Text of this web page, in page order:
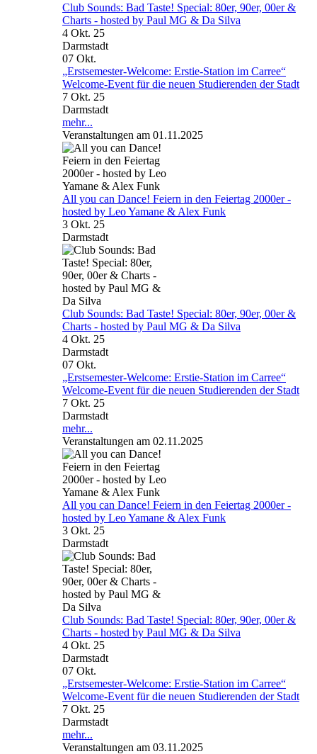
Club Sounds: Bad Taste! Special: 80er, 90er, 00er &
Charts - hosted by Paul MG & Da Silva
4 Okt. 25
Darmstadt
07 Okt.
„Erstsemester-Welcome: Erstie-Station im Carree“
Welcome-Event für die neuen Studierenden der Stadt
7 Okt. 25
Darmstadt
mehr...
Veranstaltungen am 01.11.2025
All you can Dance! Feiern in den Feiertag 2000er -
hosted by Leo Yamane & Alex Funk
3 Okt. 25
Darmstadt
Club Sounds: Bad Taste! Special: 80er, 90er, 00er &
Charts - hosted by Paul MG & Da Silva
4 Okt. 25
Darmstadt
07 Okt.
„Erstsemester-Welcome: Erstie-Station im Carree“
Welcome-Event für die neuen Studierenden der Stadt
7 Okt. 25
Darmstadt
mehr...
Veranstaltungen am 02.11.2025
All you can Dance! Feiern in den Feiertag 2000er -
hosted by Leo Yamane & Alex Funk
3 Okt. 25
Darmstadt
Club Sounds: Bad Taste! Special: 80er, 90er, 00er &
Charts - hosted by Paul MG & Da Silva
4 Okt. 25
Darmstadt
07 Okt.
„Erstsemester-Welcome: Erstie-Station im Carree“
Welcome-Event für die neuen Studierenden der Stadt
7 Okt. 25
Darmstadt
mehr...
Veranstaltungen am 03.11.2025